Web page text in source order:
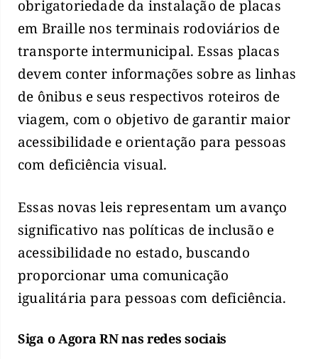
obrigatoriedade da instalação de placas
em Braille nos terminais rodoviários de
transporte intermunicipal. Essas placas
devem conter informações sobre as linhas
de ônibus e seus respectivos roteiros de
viagem, com o objetivo de garantir maior
acessibilidade e orientação para pessoas
com deficiência visual.
Essas novas leis representam um avanço
significativo nas políticas de inclusão e
acessibilidade no estado, buscando
proporcionar uma comunicação
igualitária para pessoas com deficiência.
Siga o Agora RN nas redes sociais